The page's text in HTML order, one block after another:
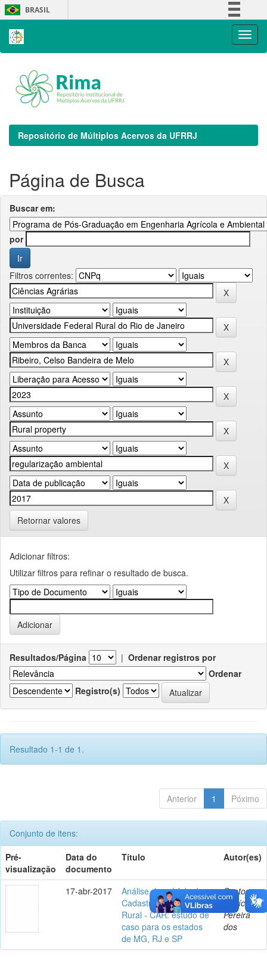
Skip
navigation
BRASIL
Repositório de Múltiplos Acervos da UFRRJ
Página de Busca
Buscar em:
por
Filtros correntes:
Retornar valores
Adicionar filtros:
Utilizar filtros para refinar o resultado de busca.
Resultados/Página | Ordenar registros por
Ordenar
Registro(s)
Resultado 1-1 de 1.
Anterior 1 Póximo
Conjunto de itens:
Pré-
visualização
Data do
documento
Título Autor(es)
17-abr-2017
Análise do módulo do
Cadastro Ambiental
Rural - CAR: estudo de
caso para os estados
de MG, RJ e SP
Santos,
Patrícia
Pereira
dos